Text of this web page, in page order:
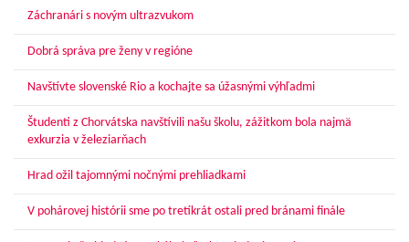
Záchranári s novým ultrazvukom
Dobrá správa pre ženy v regióne
Navštívte slovenské Rio a kochajte sa úžasnými výhľadmi
Študenti z Chorvátska navštívili našu školu, zážitkom bola najmä
exkurzia v železiarňach
Hrad ožil tajomnými nočnými prehliadkami
V pohárovej histórii sme po tretíkrát ostali pred bránami finále